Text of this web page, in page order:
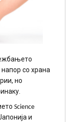
со храна
но
Science
и